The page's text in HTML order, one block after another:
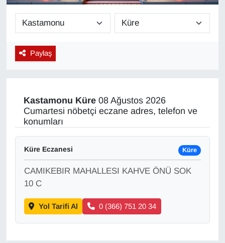
Paylaş
Kastamonu Küre08 Ağustos 2026
Cumartesi nöbetçi eczane adres, telefon ve
konumları
Küre Eczanesi Küre
CAMIKEBIR MAHALLESI KAHVE ÖNÜ SOK
10 C
Yol Tarifi Al 0 (366) 751 20 34
Diğer
DÜNYA
EKONOMİ
Eleman
Emlak
En çok konuşulanlar
GENEL
Güncel